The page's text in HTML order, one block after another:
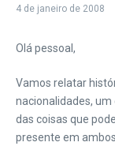
4 de janeiro de 2008
Olá pessoal,
Vamos relatar
nacionalidades, um
das coisas que
presente em